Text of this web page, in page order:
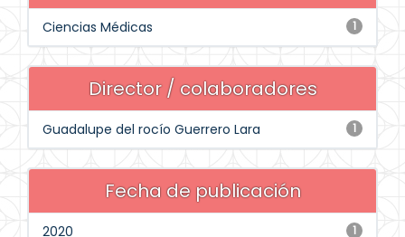
1
Ciencias Médicas
Director / colaboradores
1
Guadalupe del rocío Guerrero Lara
Fecha de publicación
1
2020